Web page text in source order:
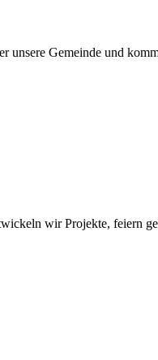
Gemeinde und
wir Projekte, feiern